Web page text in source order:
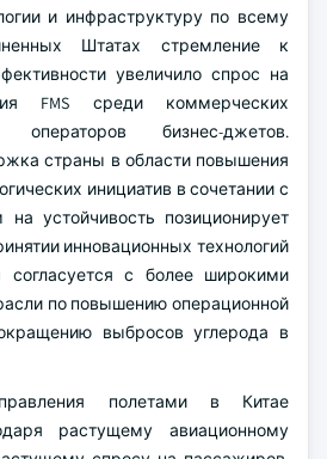
и инфраструктуру по всему
Штатах стремление к
увеличило спрос на
FMS среди коммерческих
бизнес-джетов.
страны в области повышения
инициатив в сочетании с
устойчивость позиционирует
инновационных технологий
согласуется с более широкими
по повышению операционной
выбросов углерода в
полетами в Китае
растущему авиационному